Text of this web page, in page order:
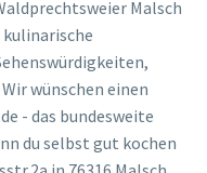
Malsch
kulinarische
wünschen einen
- das bundesweite
du selbst gut kochen